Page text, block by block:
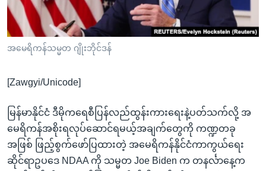
ကျော်
ကြည့်
ရန်
ရှာဖွေ
နေရာ
ကျော်
ရန်
ဘာသာစကားများ
အမေရိကန်သမ္မတ ဂျိုးဘိုင်ဒန်
[Zawgyi/Unicode]
မြန်မာနိုင်ငံ ဒီမိုကရေစီပြန်လည်ထွန်းကားရေးနဲ့ပတ်သက်လို့ အ
မေရိကန်အစိုးရလုပ်ဆောင်ရမယ့်အချက်တွေကို ကဏ္ဍတခု
အဖြစ် ဖြည့်စွက်ဖော်ပြထားတဲ့ အမေရိကန်နိုင်ငံကာကွယ်ရေး
ဆိုင်ရာဥပဒေ NDAA ကို သမ္မတ Joe Biden က တနင်္လာနေ့က